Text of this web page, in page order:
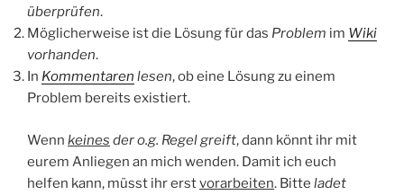
überprüfen.
Möglicherweise ist die Lösung für das Problem im Wiki
vorhanden.
In Kommentaren lesen, ob eine Lösung zu einem
Problem bereits existiert.
Wenn keines der o.g. Regel greift, dann könnt ihr mit
eurem Anliegen an mich wenden. Damit ich euch
helfen kann, müsst ihr erstvorarbeiten. Bitte ladet